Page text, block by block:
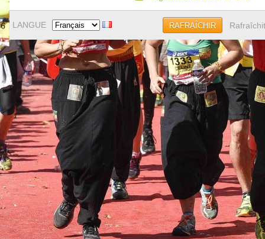
LANGUE RAFRAÎCHIR